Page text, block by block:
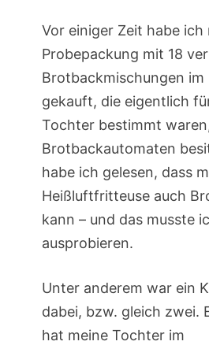
Vor einiger Zeit habe ich
Probepackung mit 18
Brotbackmischungen im
gekauft, die eigentlich
Tochter bestimmt
Brotbackautomaten
habe ich gelesen, dass
Heißluftfritteuse auch
kann – und das musste
ausprobieren.
Unter anderem war ein
dabei, bzw. gleich zwei.
hat meine Tochter im